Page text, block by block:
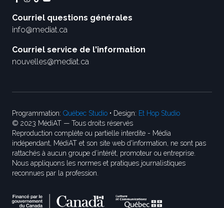
Courriel questions générales
info@mediat.ca
Courriel service de l'information
nouvelles@mediat.ca
Programmation: Québec Studio • Design: Et Hop Studio
© 2023 MédiAT — Tous droits réservés
Reproduction complète ou partielle interdite - Média
indépendant, MédiAT et son site web d'information, ne sont pas
rattachés à aucun groupe d’intérêt, promoteur ou entreprise.
Nous appliquons les normes et pratiques journalistiques
reconnues par la profession.